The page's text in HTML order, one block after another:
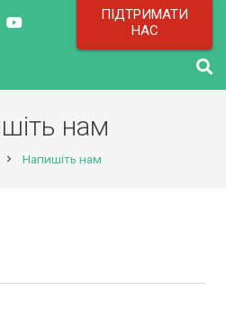
ПІДТРИМАТИ
НАС
нам
chevron_right Напишіть нам